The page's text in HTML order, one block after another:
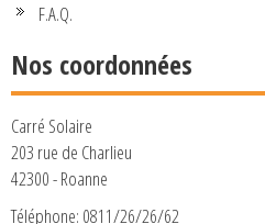
F.A.Q.
Nos coordonnées
Carré Solaire
203 rue de Charlieu
42300 - Roanne
Téléphone: 0811/26/26/62